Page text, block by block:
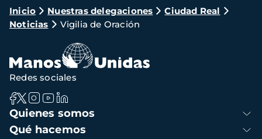
Ruta
de
navegación
Inicio Nuestras delegaciones
Ciudad Real
Noticias
Vigilia de Oración
Navegación
principal
Quienes somos
Qué hacemos
Redes sociales